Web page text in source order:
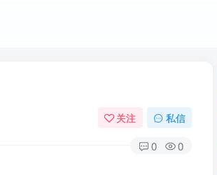
关注 私信
0 0